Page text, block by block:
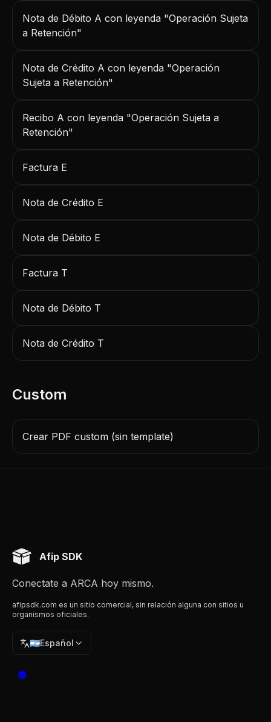
Nota de Débito A con leyenda "Operación Sujeta
a Retención"
Nota de Crédito A con leyenda "Operación
Sujeta a Retención"
Recibo A con leyenda "Operación Sujeta a
Retención"
Factura E
Nota de Crédito E
Nota de Débito E
Factura T
Nota de Débito T
Nota de Crédito T
Custom
Crear PDF custom (sin template)
Afip SDK
Conectate a ARCA hoy mismo.
afipsdk.com es un sitio comercial, sin relación alguna con sitios u
organismos oficiales.
🇦🇷Español